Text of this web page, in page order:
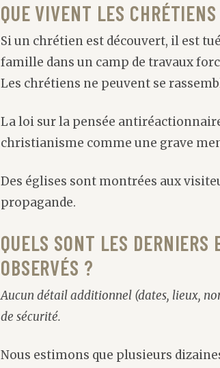
QUE VIVENT LES
Si un chrétien est découvert, il est
famille dans un camp de travaux
Les chrétiens ne peuvent se
La loi sur la pensée
christianisme comme une grave
Des églises sont montrées aux
propagande.
QUELS SONT LES DERNIERS
OBSERVÉS ?
Aucun détail additionnel (dates, lieux,
de sécurité.
Nous estimons que plusieurs